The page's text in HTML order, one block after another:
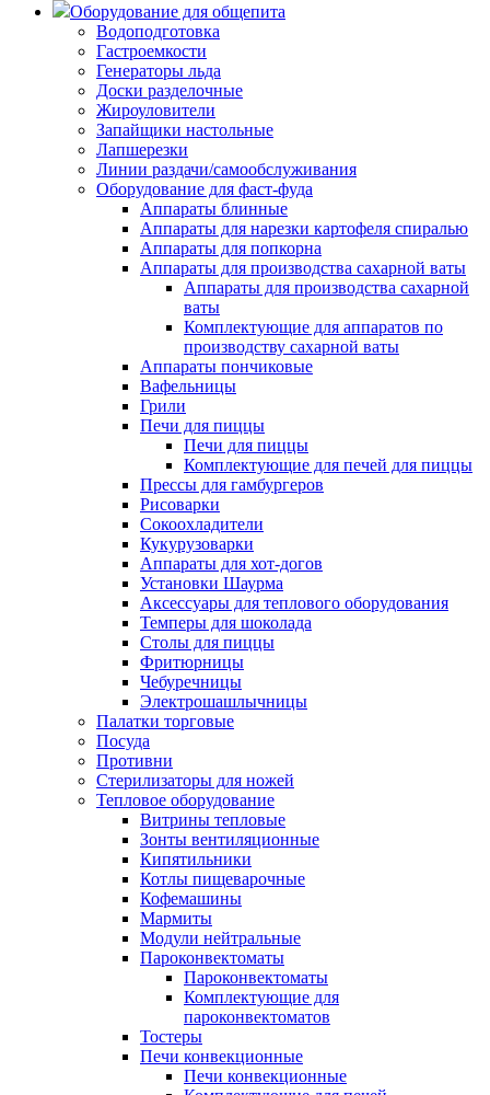
Оборудование для общепита
Водоподготовка
Гастроемкости
Генераторы льда
Доски разделочные
Жироуловители
Запайщики настольные
Лапшерезки
Линии раздачи/самообслуживания
Оборудование для фаст-фуда
Аппараты блинные
Аппараты для нарезки картофеля спиралью
Аппараты для попкорна
Аппараты для производства сахарной ваты
Аппараты для производства сахарной
ваты
Комплектующие для аппаратов по
производству сахарной ваты
Аппараты пончиковые
Вафельницы
Грили
Печи для пиццы
Печи для пиццы
Комплектующие для печей для пиццы
Прессы для гамбургеров
Рисоварки
Сокоохладители
Кукурузоварки
Аппараты для хот-догов
Установки Шаурма
Аксессуары для теплового оборудования
Темперы для шоколада
Столы для пиццы
Фритюрницы
Чебуречницы
Электрошашлычницы
Палатки торговые
Посуда
Противни
Стерилизаторы для ножей
Тепловое оборудование
Витрины тепловые
Зонты вентиляционные
Кипятильники
Котлы пищеварочные
Кофемашины
Мармиты
Модули нейтральные
Пароконвектоматы
Пароконвектоматы
Комплектующие для
пароконвектоматов
Тостеры
Печи конвекционные
Печи конвекционные